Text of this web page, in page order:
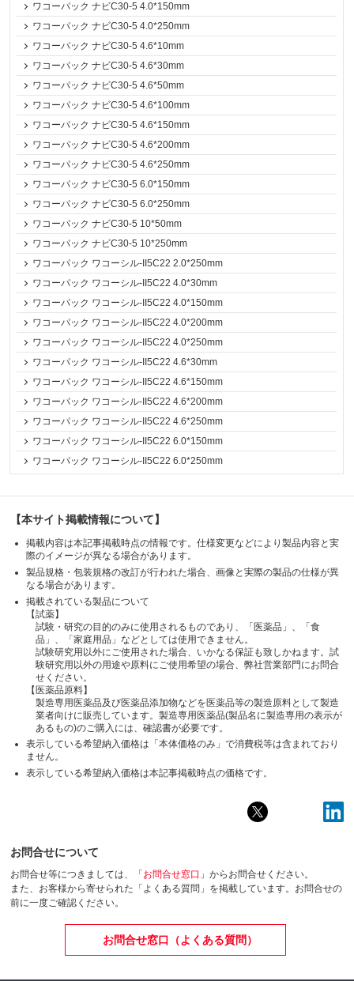
ワコーパック ナビC30-5 4.0*150mm
ワコーパック ナビC30-5 4.0*250mm
ワコーパック ナビC30-5 4.6*10mm
ワコーパック ナビC30-5 4.6*30mm
ワコーパック ナビC30-5 4.6*50mm
ワコーパック ナビC30-5 4.6*100mm
ワコーパック ナビC30-5 4.6*150mm
ワコーパック ナビC30-5 4.6*200mm
ワコーパック ナビC30-5 4.6*250mm
ワコーパック ナビC30-5 6.0*150mm
ワコーパック ナビC30-5 6.0*250mm
ワコーパック ナビC30-5 10*50mm
ワコーパック ナビC30-5 10*250mm
ワコーパック ワコーシル-II5C22 2.0*250mm
ワコーパック ワコーシル-II5C22 4.0*30mm
ワコーパック ワコーシル-II5C22 4.0*150mm
ワコーパック ワコーシル-II5C22 4.0*200mm
ワコーパック ワコーシル-II5C22 4.0*250mm
ワコーパック ワコーシル-II5C22 4.6*30mm
ワコーパック ワコーシル-II5C22 4.6*150mm
ワコーパック ワコーシル-II5C22 4.6*200mm
ワコーパック ワコーシル-II5C22 4.6*250mm
ワコーパック ワコーシル-II5C22 6.0*150mm
ワコーパック ワコーシル-II5C22 6.0*250mm
【本サイト掲載情報について】
掲載内容は本記事掲載時点の情報です。仕様変更などにより製品内容と実
際のイメージが異なる場合があります。
製品規格・包装規格の改訂が行われた場合、画像と実際の製品の仕様が異
なる場合があります。
掲載されている製品について
【試薬】
試験・研究の目的のみに使用されるものであり、「医薬品」、「食
品」、「家庭用品」などとしては使用できません。
試験研究用以外にご使用された場合、いかなる保証も致しかねます。試
験研究用以外の用途や原料にご使用希望の場合、弊社営業部門にお問合
せください。
【医薬品原料】
製造専用医薬品及び医薬品添加物などを医薬品等の製造原料として製造
業者向けに販売しています。製造専用医薬品(製品名に製造専用の表示が
あるもの)のご購入には、確認書が必要です。
表示している希望納入価格は「本体価格のみ」で消費税等は含まれており
ません。
表示している希望納入価格は本記事掲載時点の価格です。
お問合せについて
お問合せ等につきましては、「 お問合せ窓口 」からお問合せください。
また、お客様から寄せられた「よくある質問」を掲載しています。お問合せの
前に一度ご確認ください。
お問合せ窓口（よくある質問）